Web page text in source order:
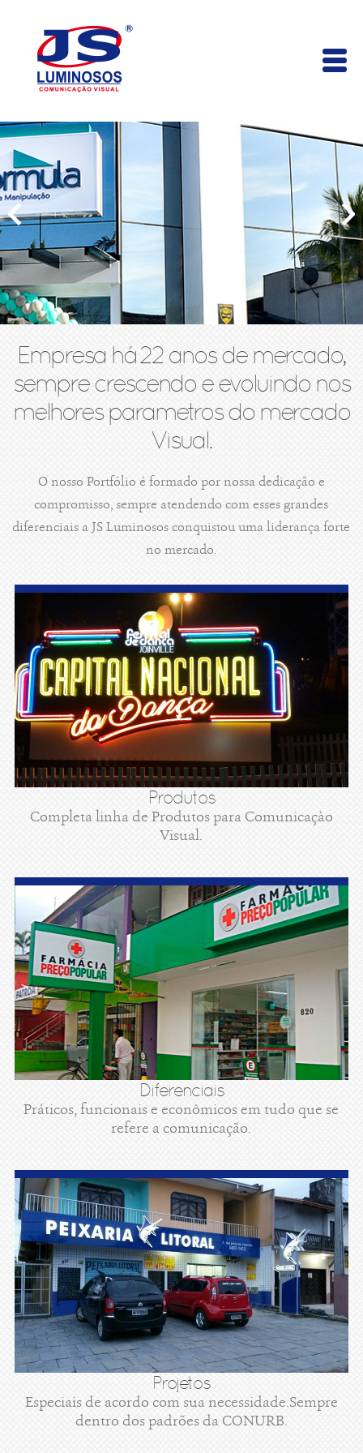
Empresa há 22 anos de mercado,
sempre crescendo e evoluindo nos
melhores parametros do mercado
Visual.
O nosso Portfólio é formado por nossa dedicação e
compromisso, sempre atendendo com esses grandes
diferenciais a JS Luminosos conquistou uma liderança forte
no mercado.
Produtos
Completa linha de Produtos para Comunicaçào
Visual.
Diferenciais
Práticos, funcionais e econômicos em tudo que se
refere a comunicação.
Projetos
Especiais de acordo com sua necessidade.Sempre
dentro dos padrões da CONURB.